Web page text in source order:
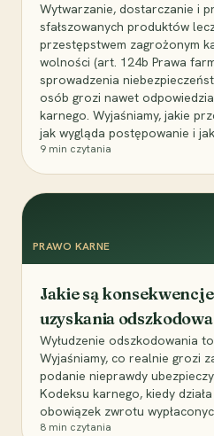
Wytwarzanie, dostarczanie i
sfałszowanych produktów
przestępstwem zagrożonym
wolności (art. 124b Prawa
sprowadzenia
osób grozi nawet
karnego. Wyjaśniamy, jakie
jak wygląda postępowanie i
9 min czytania
PRAWO KARNE
Jakie są
uzyskania
Wyłudzenie odszkodowania
Wyjaśniamy, co realnie grozi
podanie nieprawdy
Kodeksu karnego, kiedy
obowiązek zwrotu
8 min czytania